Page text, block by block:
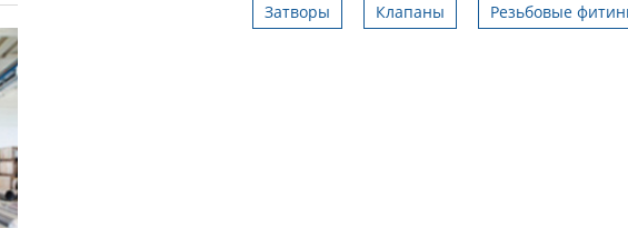
Затворы Клапаны Резьбовые